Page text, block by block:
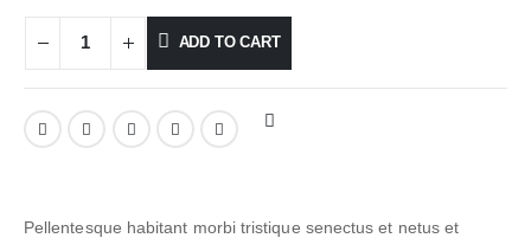
ADD TO CART
Pellentesque habitant morbi tristique senectus et netus et